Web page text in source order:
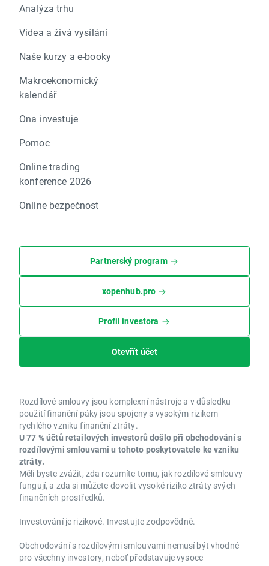
Analýza trhu
Videa a živá vysílání
Naše kurzy a e-booky
Makroekonomický
kalendář
Ona investuje
Pomoc
Online trading
konference 2026
Online bezpečnost
Partnerský program
xopenhub.pro
Profil investora
Otevřít účet
Rozdílové smlouvy jsou komplexní nástroje a v důsledku
použití finanční páky jsou spojeny s vysokým rizikem
rychlého vzniku finanční ztráty.
U 77 % účtů retailových investorů došlo při obchodování s
rozdílovými smlouvami u tohoto poskytovatele ke vzniku
ztráty.
Měli byste zvážit, zda rozumíte tomu, jak rozdílové smlouvy
fungují, a zda si můžete dovolit vysoké riziko ztráty svých
finančních prostředků.
Investování je rizikové. Investujte zodpovědně.
Obchodování s rozdílovými smlouvami nemusí být vhodné
pro všechny investory, neboť představuje vysoce